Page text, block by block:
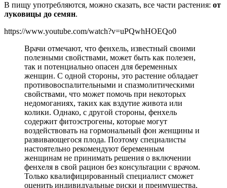
В пищу употребляются, можно сказать, все части растения: от
луковицы до семян.
https://www.youtube.com/watch?v=uPQwhHOEQo0
Врачи отмечают, что фенхель, известный своими
полезными свойствами, может быть как полезен,
так и потенциально опасен для беременных
женщин. С одной стороны, это растение обладает
противовоспалительными и спазмолитическими
свойствами, что может помочь при некоторых
недомоганиях, таких как вздутие живота или
колики. Однако, с другой стороны, фенхель
содержит фитоэстрогены, которые могут
воздействовать на гормональный фон женщины и
развивающегося плода. Поэтому специалисты
настоятельно рекомендуют беременным
женщинам не принимать решения о включении
фенхеля в свой рацион без консультации с врачом.
Только квалифицированный специалист сможет
оценить индивидуальные риски и преимущества,